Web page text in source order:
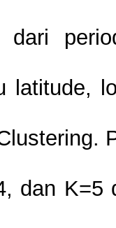
dari
latitude,
dan K=5